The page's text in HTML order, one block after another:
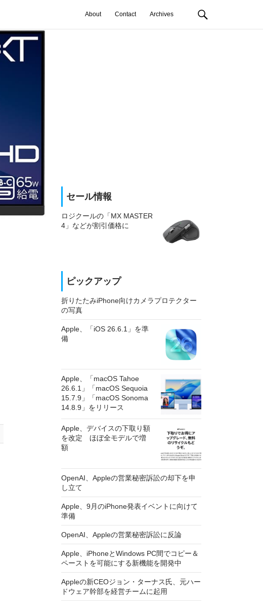
About Contact Archives
セール情報
ロジクールの「MX MASTER
4」などが割引価格に
ピックアップ
折りたたみiPhone向けカメラプロテクター
の写真
Apple、「iOS 26.6.1」を準
備
Apple、「macOS Tahoe
26.6.1」「macOS Sequoia
15.7.9」「macOS Sonoma
14.8.9」をリリース
Apple、デバイスの下取り額
を改定 ほぼ全モデルで増
額
OpenAI、Appleの営業秘密訴訟の却下を申
し立て
Apple、9月のiPhone発表イベントに向けて
準備
OpenAI、Appleの営業秘密訴訟に反論
Apple、iPhoneとWindows PC間でコピー＆
ペーストを可能にする新機能を開発中
Appleの新CEOジョン・ターナス氏、元ハー
ドウェア幹部を経営チームに起用